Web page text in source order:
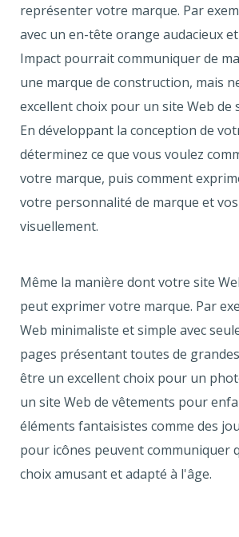
représenter votre marque. Par
avec un en-tête orange audacieux
Impact pourrait communiquer de
une marque de construction, mais
excellent choix pour un site Web de
En développant la conception de
déterminez ce que vous voulez
votre marque, puis comment
votre personnalité de marque et
visuellement.
Même la manière dont votre site
peut exprimer votre marque. Par
Web minimaliste et simple avec
pages présentant toutes de
être un excellent choix pour un
un site Web de vêtements pour
éléments fantaisistes comme des
pour icônes peuvent communiquer
choix amusant et adapté à l'âge.